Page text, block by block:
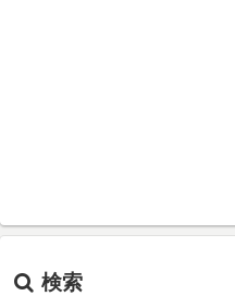
検索